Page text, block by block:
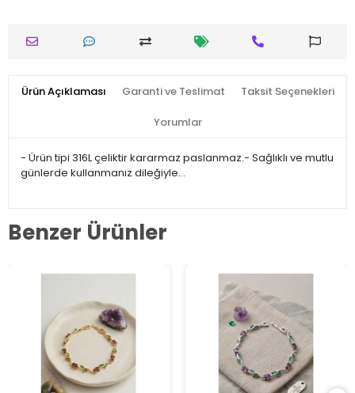
Ürün Açıklaması Garanti ve Teslimat Taksit Seçenekleri
Yorumlar
- Ürün tipi 316L çeliktir kararmaz paslanmaz.- Sağlıklı ve mutlu
günlerde kullanmanız dileğiyle…
Benzer Ürünler